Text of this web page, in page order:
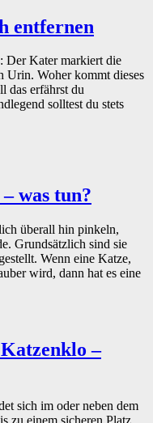
entfernen
Der Kater markiert die
Urin. Woher kommt dieses
das erfährst du
solltest du stets
was tun?
überall hin pinkeln,
Grundsätzlich sind sie
Wenn eine Katze,
wird, dann hat es eine
–
sich im oder neben dem
zu einem sicheren Platz